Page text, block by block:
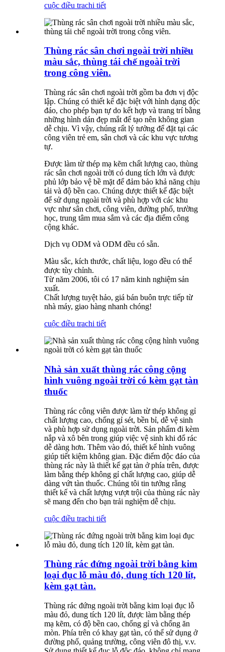
cuộc điều trachi tiết
Thùng rác sân chơi ngoài trời nhiều
màu sắc, thùng tái chế ngoài trời
trong công viên.
Thùng rác sân chơi ngoài trời gồm ba đơn vị độc
lập. Chúng có thiết kế đặc biệt với hình dạng độc
đáo, cho phép bạn tự do kết hợp và trang trí bằng
những hình dán đẹp mắt để tạo nên không gian
dễ chịu. Vì vậy, chúng rất lý tưởng để đặt tại các
công viên trẻ em, sân chơi và các khu vực tương
tự.
Được làm từ thép mạ kẽm chất lượng cao, thùng
rác sân chơi ngoài trời có dung tích lớn và được
phủ lớp bảo vệ bề mặt để đảm bảo khả năng chịu
tải và độ bền cao. Chúng được thiết kế đặc biệt
để sử dụng ngoài trời và phù hợp với các khu
vực như sân chơi, công viên, đường phố, trường
học, trung tâm mua sắm và các địa điểm công
cộng khác.
Dịch vụ ODM và ODM đều có sẵn.
Màu sắc, kích thước, chất liệu, logo đều có thể
được tùy chỉnh.
Từ năm 2006, tôi có 17 năm kinh nghiệm sản
xuất.
Chất lượng tuyệt hảo, giá bán buôn trực tiếp từ
nhà máy, giao hàng nhanh chóng!
cuộc điều trachi tiết
Nhà sản xuất thùng rác công cộng
hình vuông ngoài trời có kèm gạt tàn
thuốc
Thùng rác công viên được làm từ thép không gỉ
chất lượng cao, chống gỉ sét, bền bỉ, dễ vệ sinh
và phù hợp sử dụng ngoài trời. Sản phẩm đi kèm
nắp và xô bên trong giúp việc vệ sinh khi đổ rác
dễ dàng hơn. Thêm vào đó, thiết kế hình vuông
giúp tiết kiệm không gian. Đặc điểm độc đáo của
thùng rác này là thiết kế gạt tàn ở phía trên, được
làm bằng thép không gỉ chất lượng cao, giúp dễ
dàng vứt tàn thuốc. Chúng tôi tin tưởng rằng
thiết kế và chất lượng vượt trội của thùng rác này
sẽ mang đến cho bạn trải nghiệm dễ chịu.
cuộc điều trachi tiết
Thùng rác đứng ngoài trời bằng kim
loại đục lỗ màu đỏ, dung tích 120 lít,
kèm gạt tàn.
Thùng rác đứng ngoài trời bằng kim loại đục lỗ
màu đỏ, dung tích 120 lít, được làm bằng thép
mạ kẽm, có độ bền cao, chống gỉ và chống ăn
mòn. Phía trên có khay gạt tàn, có thể sử dụng ở
đường phố, quảng trường, công viên đô thị, v.v.